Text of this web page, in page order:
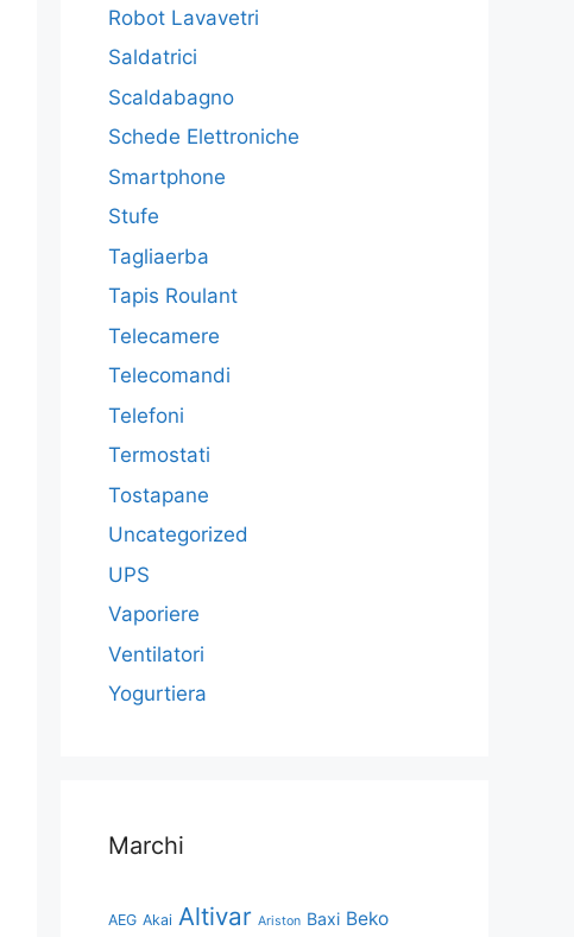
Robot Lavavetri
Saldatrici
Scaldabagno
Schede Elettroniche
Smartphone
Stufe
Tagliaerba
Tapis Roulant
Telecamere
Telecomandi
Telefoni
Termostati
Tostapane
Uncategorized
UPS
Vaporiere
Ventilatori
Yogurtiera
Marchi
AEG Akai Altivar Ariston Baxi Beko